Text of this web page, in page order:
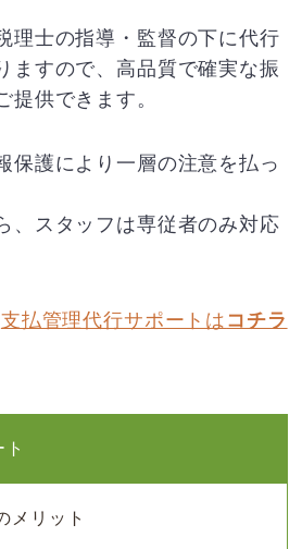
理士の指導・監督の下に代行
ますので、高品質で確実な振
提供できます。
保護により一層の注意を払っ
、スタッフは専従者のみ対応
支払管理代行サポートは コチラ
メリット